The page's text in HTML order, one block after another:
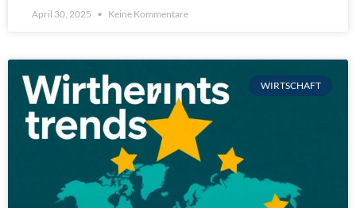
April 30, 2025 Keine Kommentare
WIRTSCHAFT